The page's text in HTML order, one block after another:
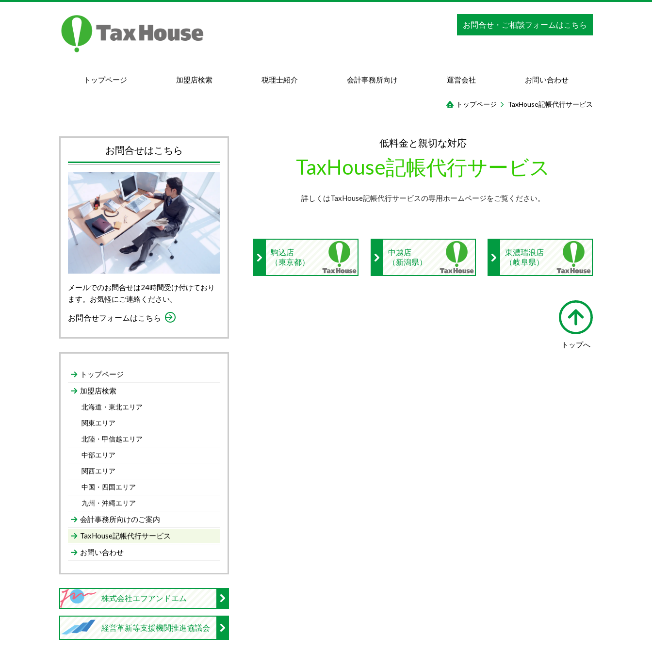
お問合せ・ご相談フォームはこちら
トップページ 加盟店検索 税理士紹介 会計事務所向け 運営会社 お問い合わせ
トップページ TaxHouse記帳代行サービス
低料金と親切な対応
TaxHouse記帳代行サービス
詳しくはTaxHouse記帳代行サービスの専用ホームページをご覧ください。
駒込店
（東京都）
中越店
（新潟県）
東濃瑞浪店
（岐阜県）
トップへ
お問合せはこちら
メールでのお問合せは24時間受け付けており
ます。お気軽にご連絡ください。
お問合せフォームはこちら
トップページ
加盟店検索
北海道・東北エリア
関東エリア
北陸・甲信越エリア
中部エリア
関西エリア
中国・四国エリア
九州・沖縄エリア
会計事務所向けのご案内
TaxHouse記帳代行サービス
お問い合わせ
株式会社エフアンドエム
経営革新等支援機関推進協議会